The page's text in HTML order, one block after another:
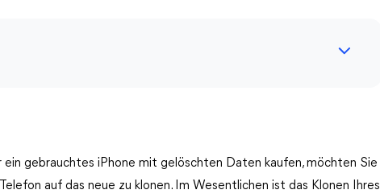
ein gebrauchtes iPhone mit gelöschten Daten kaufen, möchten Sie
auf das neue zu klonen. Im Wesentlichen ist das Klonen Ihres